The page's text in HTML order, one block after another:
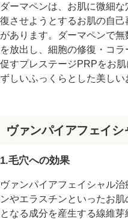
ダーマペンは、お肌に微細
復させようとするお肌の自
があります。ダーマペンで
を放出し、細胞の修復・コ
促すプレステージPRPをお
ずしいふっくらとした美しい
ヴァンパイアフェイシ
1.毛穴への効果
ヴァンパイアフェイシャル
ンやエラスチンといったお
となる成分を産生する線維